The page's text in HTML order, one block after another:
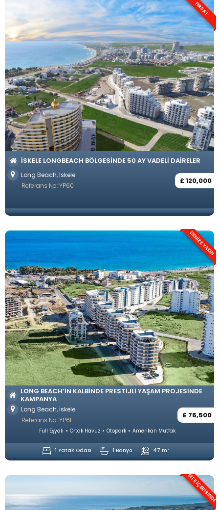
FIRSAT
İSKELE LONGBEACH BÖLGESINDE 50 AY VADELI DAIRELER
Long Beach, İskele
£ 120,000
Referans No: YP60
DENİZE YAKIN
LONG BEACH’IN KALBINDE PRESTIJLI YAŞAM PROJESINDE
KAMPANYA
Long Beach, İskele
£ 76,500
Referans No: YP61
Full Eşyalı Ortak Havuz Otopark Amerikan Mutfak
1 Yatak Odası 1 Banyo 47 m²
SITE İÇERISINDE